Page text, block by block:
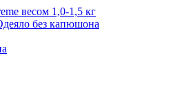
весом 1,0-1,5 кг
без капюшона